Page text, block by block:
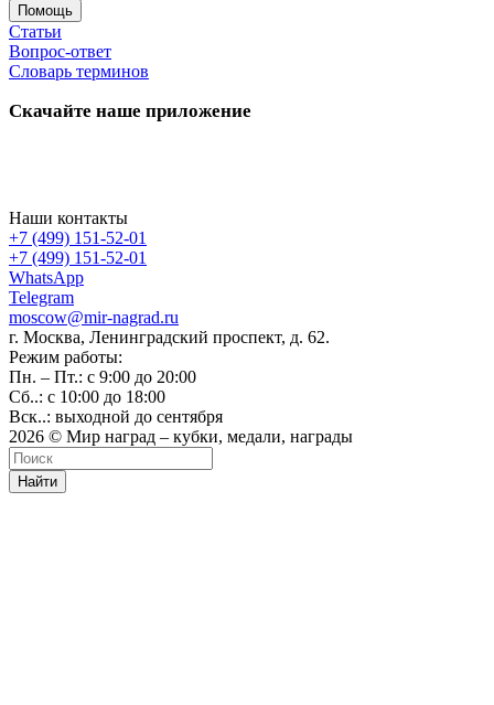
Помощь
Статьи
Вопрос-ответ
Словарь терминов
Скачайте наше приложение
Наши контакты
+7 (499) 151-52-01
+7 (499) 151-52-01
WhatsApp
Telegram
moscow@mir-nagrad.ru
г. Москва, Ленинградский проспект, д. 62.
Режим работы:
Пн. – Пт.: с 9:00 до 20:00
Сб..: с 10:00 до 18:00
Вск..: выходной до сентября
2026 © Мир наград – кубки, медали, награды
Найти